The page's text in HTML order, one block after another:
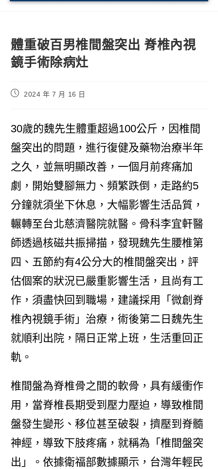
體重破百男椎間盤突出 脊椎內視
鏡手術除病灶
2024 年 7 月 16 日
30歲的魏先生體重超過100公斤，因椎間
盤突出的問題，進行復健及藥物治療半年
之久，並無明顯改善，一個月前疼痛加
劇，開始雙腳無力、頻繁跌倒，走路約5
分鐘就須坐下休息，大幅影響生活品質，
輾轉至台北慈濟醫院就醫。骨科李宜軒醫
師透過核磁共振掃描，發現魏先生腰椎第
四、五節約有4公分大的椎間盤突出，評
估個案的狀況已嚴重影響生活，且尚有工
作，須盡快回到職場，建議採用「微創脊
椎內視鏡手術」治療，術後第二日魏先生
就順利出院，隔日正常上班，生活重回正
軌。
椎間盤為脊椎骨之間的軟骨，具有緩衝作
用，當脊椎長期受到壓力壓迫，導致椎間
盤發生變形、移位甚至破裂，擠壓到脊髓
神經，導致下肢疼痛，就稱為「椎間盤突
出」。依據衛福部數據顯示，台灣年輕民